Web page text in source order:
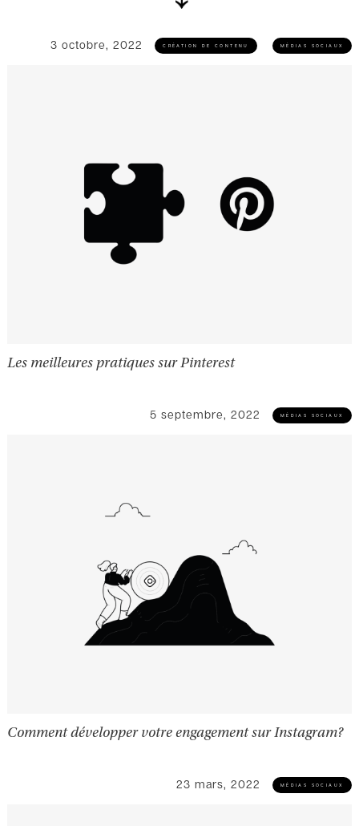
Les meilleures pratiques sur Pinterest
Comment développer votre engagement sur Instagram?